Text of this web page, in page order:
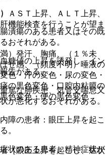
潰瘍のある患者又はその既
おそれがある。
糖値の上昇を誘発し、イン
告がある。
篤な肺疾患、気管支喘息又
が悪化するおそれがある。
障の患者：眼圧上昇を起こ
。
状のある患者：精神症状が
ＡＳＴ上昇、ＡＬＴ上昇、
機能検査を行うことが望ま
）発汗、胸痛、（１％未
せ感、（頻度不明）唾液の
色・汗の変色・尿の変色・
の黒色変色・口腔内粘膜の
色変色・便の黒色変色
［眼圧上昇を起こし、症状